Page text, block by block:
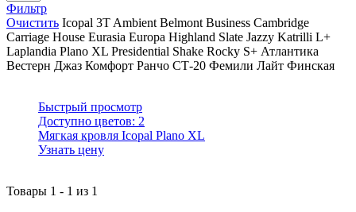
Фильтр
Очистить Icopal 3T Ambient Belmont Business Cambridge
Carriage House Eurasia Europa Highland Slate Jazzy Katrilli L+
Laplandia Plano XL Presidential Shake Rocky S+ Атлантика
Вестерн Джаз Комфорт Ранчо СТ-20 Фемили Лайт Финская
Быстрый просмотр
Доступно цветов: 2
Мягкая кровля Icopal Plano XL
Узнать цену
Товары 1 - 1 из 1